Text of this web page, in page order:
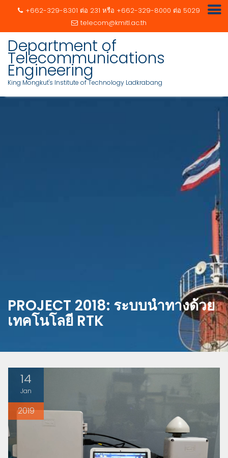
+662-329-8301 ต่อ 231 หรือ +662-329-8000 ต่อ 5029
telecom@kmitl.ac.th
Department of
Telecommunications
Engineering
King Mongkut's Institute of Technology Ladkrabang
PROJECT 2018: ระบบนำทางด้วย
เทคโนโลยี RTK
14
Jan
2019